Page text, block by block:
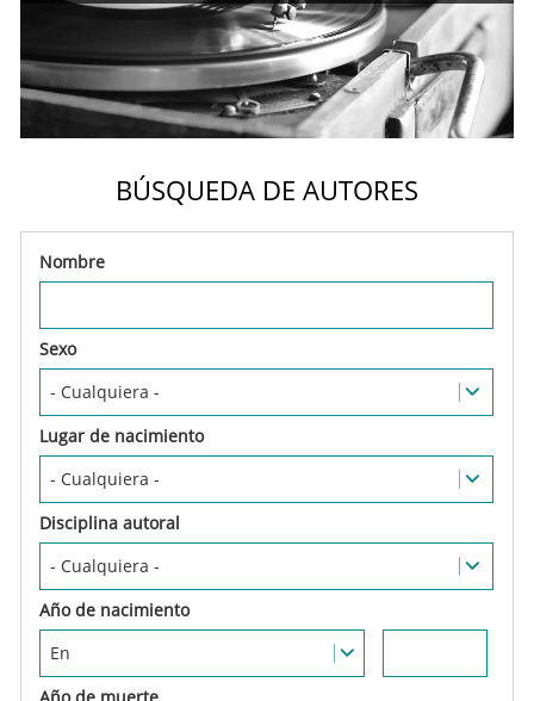
BÚSQUEDA DE AUTORES
Nombre
Sexo
Lugar de nacimiento
Disciplina autoral